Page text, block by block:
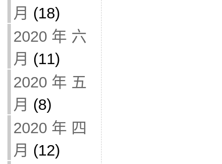
月 (18)
2020 年 六
月 (11)
2020 年 五
月 (8)
2020 年 四
月 (12)